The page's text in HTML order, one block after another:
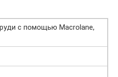
с помощью Macrolane,